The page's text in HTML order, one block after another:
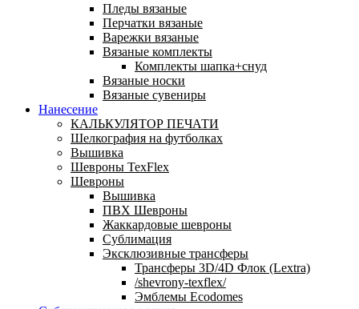
Пледы вязаные
Перчатки вязаные
Варежки вязаные
Вязаные комплекты
Комплекты шапка+снуд
Вязаные носки
Вязаные сувениры
Нанесение
КАЛЬКУЛЯТОР ПЕЧАТИ
Шелкография на футболках
Вышивка
Шевроны TexFlex
Шевроны
Вышивка
ПВХ Шевроны
Жаккардовые шевроны
Сублимация
Эксклюзивные трансферы
Трансферы 3D/4D Флок (Lextra)
/shevrony-texflex/
Эмблемы Ecodomes